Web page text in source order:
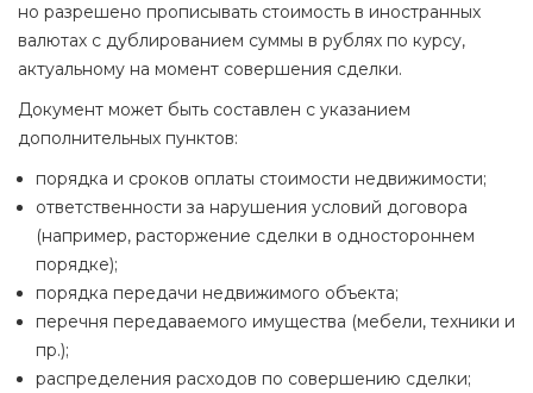
но разрешено прописывать стоимость в иностранных
валютах с дублированием суммы в рублях по курсу,
актуальному на момент совершения сделки.
Документ может быть составлен с указанием
дополнительных пунктов:
порядка и сроков оплаты стоимости недвижимости;
ответственности за нарушения условий договора
(например, расторжение сделки в одностороннем
порядке);
порядка передачи недвижимого объекта;
перечня передаваемого имущества (мебели, техники и
пр.);
распределения расходов по совершению сделки;